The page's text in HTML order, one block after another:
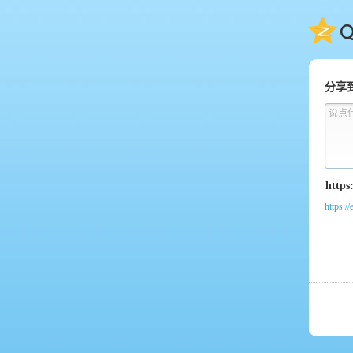
QQ
分享
说点
https://